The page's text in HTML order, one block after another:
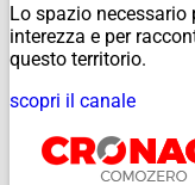
Lo spazio necessario
interezza e per
questo territorio.
scopri il canale